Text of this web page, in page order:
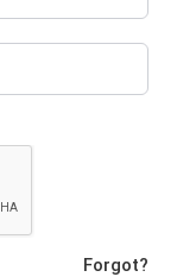
Forgot?